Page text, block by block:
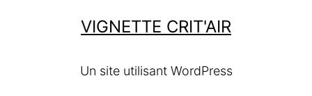
VIGNETTE CRIT'AIR
Un site utilisant WordPress